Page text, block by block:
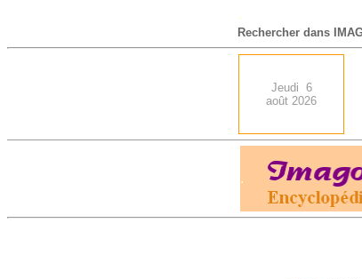
-
Rechercher dans
Jeudi 6
août 2026
.